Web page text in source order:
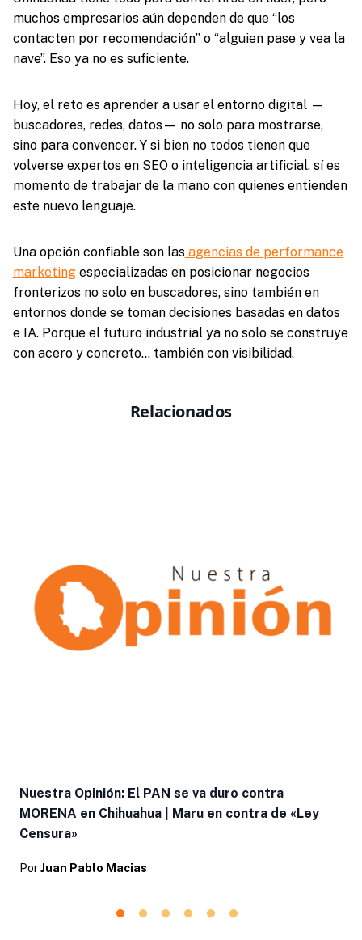
muchos empresarios aún dependen de que “los
contacten por recomendación” o “alguien pase y vea la
nave”. Eso ya no es suficiente.
Hoy, el reto es aprender a usar el entorno digital —
buscadores, redes, datos— no solo para mostrarse,
sino para convencer. Y si bien no todos tienen que
volverse expertos en SEO o inteligencia artificial, sí es
momento de trabajar de la mano con quienes entienden
este nuevo lenguaje.
Una opción confiable son lasagencias de performance
marketingespecializadas en posicionar negocios
fronterizos no solo en buscadores, sino también en
entornos donde se toman decisiones basadas en datos
e IA. Porque el futuro industrial ya no solo se construye
con acero y concreto… también con visibilidad.
Relacionados
Nuestra Opinión: El PAN se va duro contra
MORENA en Chihuahua | Maru en contra de «Ley
Censura»
Por Juan Pablo Macias